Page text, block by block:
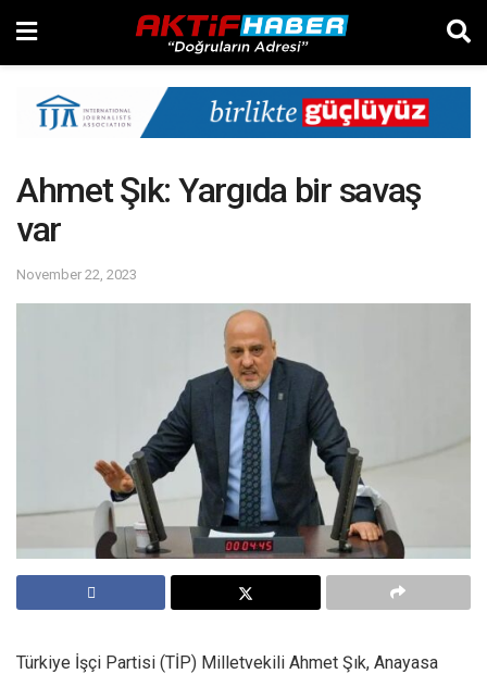
Ahmet Şık: Yargıda bir savaş
var
November 22, 2023
Türkiye İşçi Partisi (TİP) Milletvekili Ahmet Şık, Anayasa